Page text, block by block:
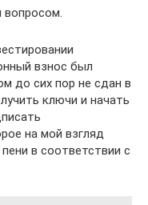
вопросом.
взнос был
до сих пор не сдан в
ключи и начать
на мой взгляд
в соответствии с